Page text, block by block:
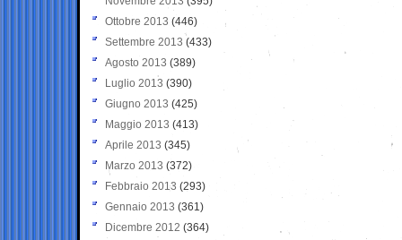
Ottobre 2013 (446)
Settembre 2013 (433)
Agosto 2013 (389)
Luglio 2013 (390)
Giugno 2013 (425)
Maggio 2013 (413)
Aprile 2013 (345)
Marzo 2013 (372)
Febbraio 2013 (293)
Gennaio 2013 (361)
Dicembre 2012 (364)